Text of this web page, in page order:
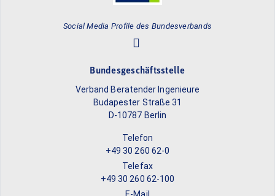
Social Media Profile des Bundesverbands
Bundesgeschäftsstelle
Verband Beratender Ingenieure
Budapester Straße 31
D-10787 Berlin
Telefon
+49 30 260 62-0
Telefax
+49 30 260 62-100
E-Mail